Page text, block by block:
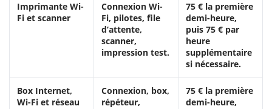
Imprimante Wi-
Fi et scanner
Connexion Wi-
Fi, pilotes, file
d’attente,
scanner,
impression test.
75 € la première
demi-heure,
puis 75 € par
heure
supplémentaire
si nécessaire.
Box Internet,
Wi-Fi et réseau
Connexion, box,
répéteur,
75 € la première
demi-heure,